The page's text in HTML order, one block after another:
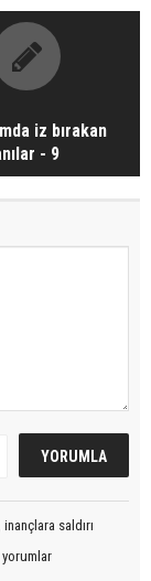
iz bırakan
- 9
saldırı
yorumlar